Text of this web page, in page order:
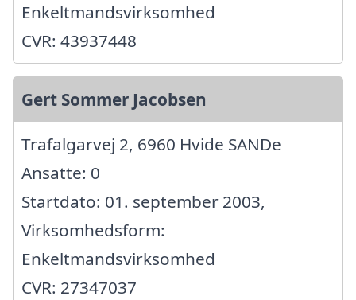
Enkeltmandsvirksomhed
CVR: 43937448
Gert Sommer Jacobsen
Trafalgarvej 2, 6960 Hvide SANDe
Ansatte: 0
Startdato: 01. september 2003,
Virksomhedsform:
Enkeltmandsvirksomhed
CVR: 27347037